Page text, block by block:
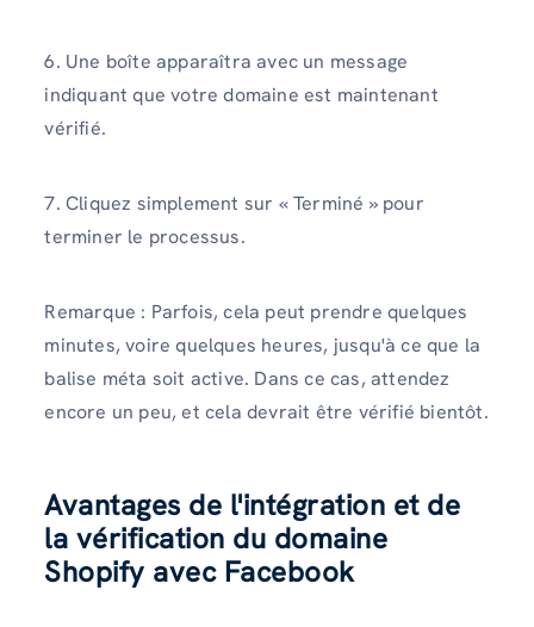
6. Une boîte apparaîtra avec un message
indiquant que votre domaine est maintenant
vérifié.
7. Cliquez simplement sur « Terminé » pour
terminer le processus.
Remarque : Parfois, cela peut prendre quelques
minutes, voire quelques heures, jusqu'à ce que la
balise méta soit active. Dans ce cas, attendez
encore un peu, et cela devrait être vérifié bientôt.
Avantages de l'intégration et de
la vérification du domaine
Shopify avec Facebook